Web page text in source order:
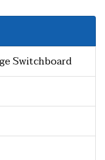
Switchboard